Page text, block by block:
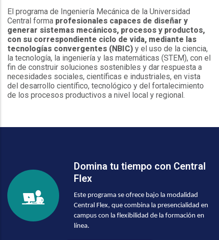
El programa de Ingeniería Mecánica de la Universidad
Central forma profesionales capaces de diseñar y
generar sistemas mecánicos, procesos y productos,
con su correspondiente ciclo de vida, mediante las
tecnologías convergentes (NBIC) y el uso de la ciencia,
la tecnología, la ingeniería y las matemáticas (STEM), con el
fin de construir soluciones sostenibles y dar respuesta a
necesidades sociales, científicas e industriales, en vista
del desarrollo científico, tecnológico y del fortalecimiento
de los procesos productivos a nivel local y regional.
Domina tu tiempo con Central
Flex
Este programa se ofrece bajo la modalidad
Central Flex, que combina la presencialidad en
campus con la flexibilidad de la formación en
línea.